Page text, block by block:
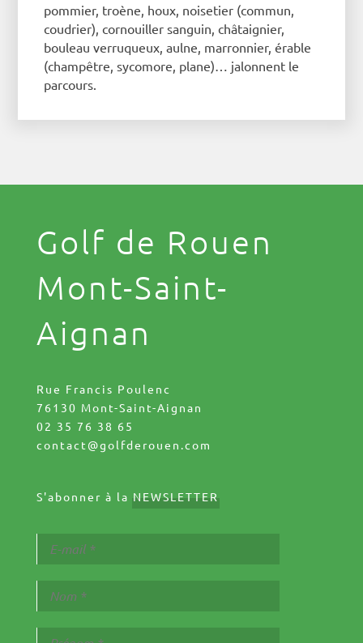
pommier, troène, houx, noisetier (commun,
coudrier), cornouiller sanguin, châtaignier,
bouleau verruqueux, aulne, marronnier, érable
(champêtre, sycomore, plane)… jalonnent le
parcours.
Golf de Rouen
Mont-Saint-
Aignan
Rue Francis Poulenc
76130 Mont-Saint-Aignan
02 35 76 38 65
contact@golfderouen.com
S'abonner à la NEWSLETTER